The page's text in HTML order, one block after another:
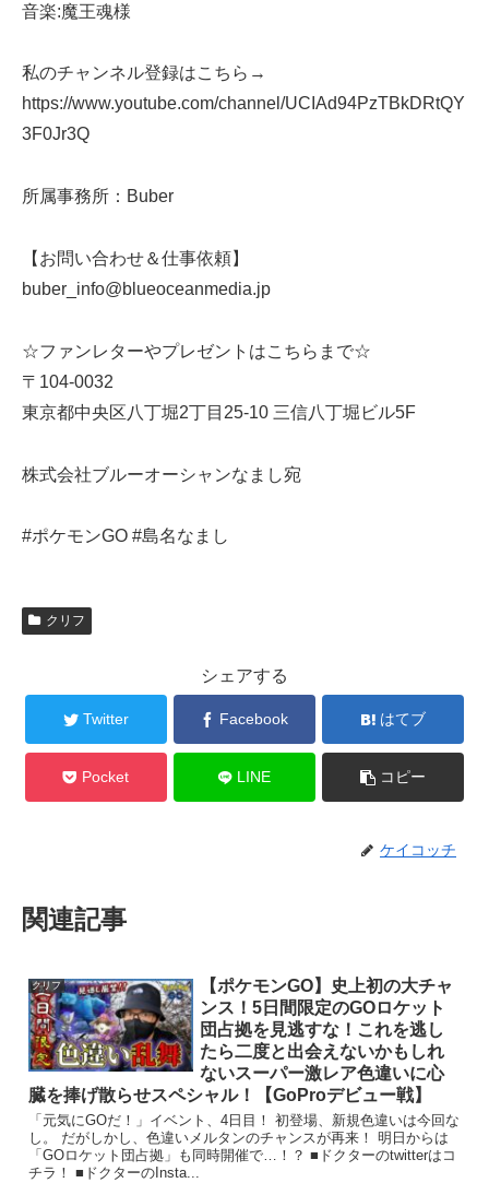
音楽:魔王魂様
私のチャンネル登録はこちら→
https://www.youtube.com/channel/UCIAd94PzTBkDRtQY
3F0Jr3Q
所属事務所：Buber
【お問い合わせ＆仕事依頼】
buber_info@blueoceanmedia.jp
☆ファンレターやプレゼントはこちらまで☆
〒104-0032
東京都中央区八丁堀2丁目25-10 三信八丁堀ビル5F
株式会社ブルーオーシャンなまし宛
#ポケモンGO #島名なまし
クリフ
シェアする
Twitter Facebook はてブ
Pocket LINE コピー
ケイコッチ
関連記事
クリフ
【ポケモンGO】史上初の大チャ
ンス！5日間限定のGOロケット
団占拠を見逃すな！これを逃し
たら二度と出会えないかもしれ
ないスーパー激レア色違いに心
臓を捧げ散らせスペシャル！【GoProデビュー戦】
「元気にGOだ！」イベント、4日目！ 初登場、新規色違いは今回な
し。 だがしかし、色違いメルタンのチャンスが再来！ 明日からは
「GOロケット団占拠」も同時開催で…！？ ■ドクターのtwitterはコ
チラ！ ■ドクターのInsta...